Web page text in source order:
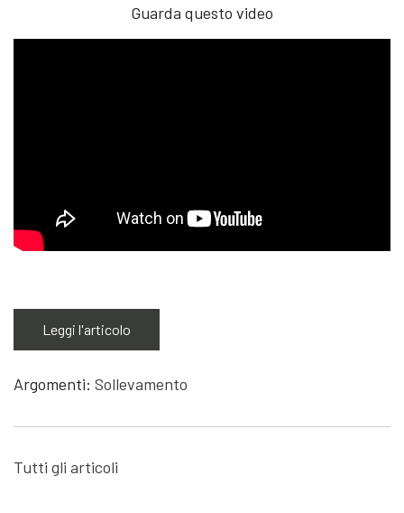
Guarda questo video
Leggi l'articolo
Argomenti: Sollevamento
Tutti gli articoli